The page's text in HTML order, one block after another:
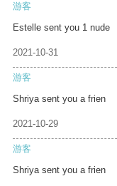
游客
Estelle sent you 1 nude
2021-10-31
游客
Shriya sent you a frien
2021-10-29
游客
Shriya sent you a frien